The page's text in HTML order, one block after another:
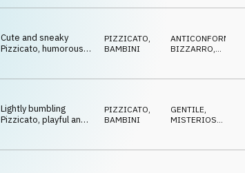
section, clumsy
Cute and sneaky
Pizzicato, humorous
ensemble, little
PIZZICATO,
BAMBINI
ANTICONFORMISTA
BIZZARRO,
Lightly bumbling
Pizzicato, playful and
kilter, gentle comedy
PIZZICATO,
BAMBINI
GENTILE,
MISTERIOSO